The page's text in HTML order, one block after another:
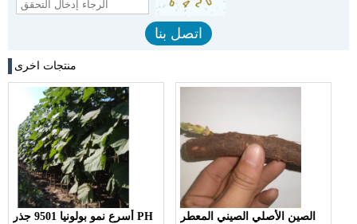
منتجات اخرى
أسرع نمو بولونيا 9501 جذر PH
الصين الأصلي الصيني المعطر